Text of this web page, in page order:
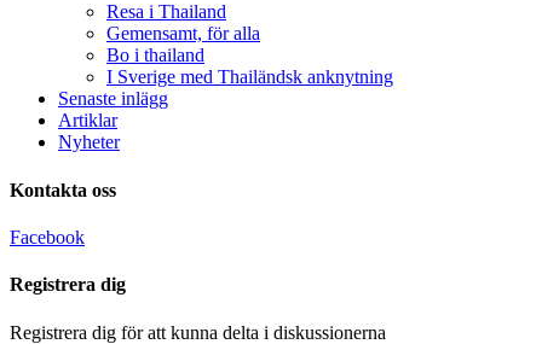
Resa i Thailand
Gemensamt, för alla
Bo i thailand
I Sverige med Thailändsk anknytning
Senaste inlägg
Artiklar
Nyheter
Kontakta oss
Facebook
Registrera dig
Registrera dig för att kunna delta i diskussionerna